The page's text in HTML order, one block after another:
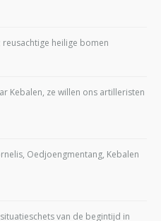
heilige bomen
Kebalen, ze willen ons artilleristen
Oedjoengmentang, Kebalen
van de begintijd in